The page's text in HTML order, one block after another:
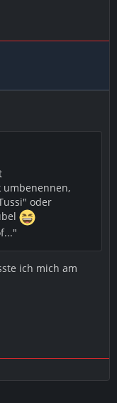
umbenennen,
oder
ich mich am